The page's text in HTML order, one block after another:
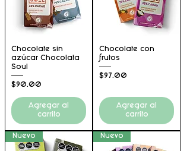
Chocolate sin
azúcar Chocolata
Soul
Precio
$90.00
Agregar al
carrito
Chocolate con
frutos
Precio
$97.00
Agregar al
carrito
Nuevo Nuevo